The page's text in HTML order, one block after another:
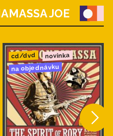
JOE
cd/dvd novinka
na objednávku